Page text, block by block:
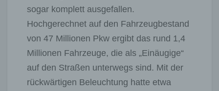
sogar komplett ausgefallen.
Hochgerechnet auf den Fahrzeugbestand
von 47 Millionen Pkw ergibt das rund 1,4
Millionen Fahrzeuge, die als „Einäugige“
auf den Straßen unterwegs sind. Mit der
rückwärtigen Beleuchtung hatte etwa